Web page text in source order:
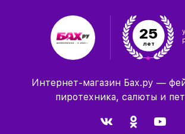
25
лет
Интернет-магазин Бах.ру —
пиротехника, салюты и